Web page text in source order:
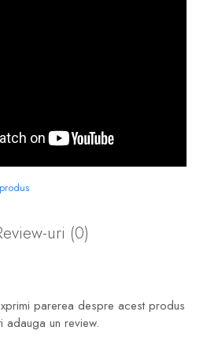
uri (0)
parerea despre acest produs
adauga un review.